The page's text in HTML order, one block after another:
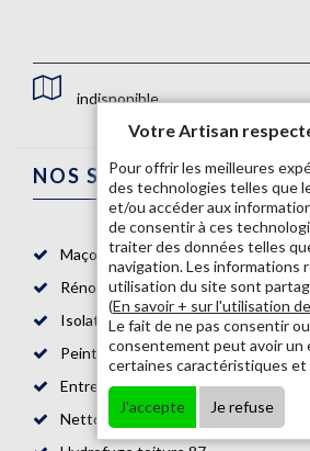
indisponible
NOS SERVICES
Maçon 87
Rénovation salle de bain 87
Isolation mur intérieur 87
Peintre intérieur 87
Entreprise de maçonnerie 87
Nettoyage de toiture 87
Votre Artisan
Pour offrir les meilleures
des technologies telles que
et/ou accéder aux
de consentir à ces
traiter des données telles
navigation. Les informations
utilisation du site sont
(En savoir + sur l'utilisation
Le fait de ne pas consentir
consentement peut avoir
certaines caractéristiques
J'accepte Je refuse